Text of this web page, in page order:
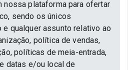
nossa plataforma para ofertar
sendo os únicos
qualquer assunto relativo ao
política de vendas,
políticas de meia-entrada,
datas e/ou local de